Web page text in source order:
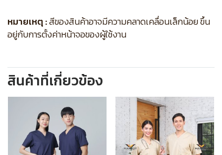
หมายเหตุ :สีของสินค้าอาจมีความคลาดเคลื่อนเล็กน้อย ขึ้น
อยู่กับการตั้งค่าหน้าจอของผู้ใช้งาน
สินค้าที่เกี่ยวข้อง